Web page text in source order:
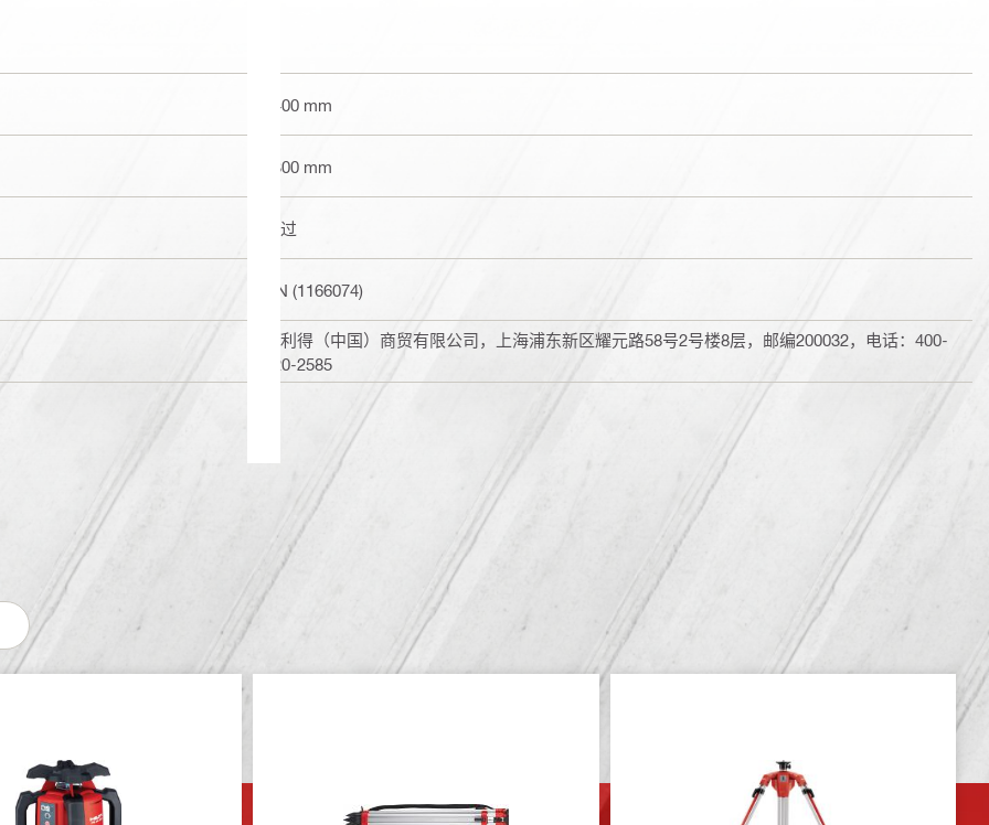
2400 mm
1300 mm
通过
CN (1166074)
喜利得（中国）商贸有限公司，上海浦东新区耀元路58号2号楼8层，邮编200032，电话：400-
820-2585